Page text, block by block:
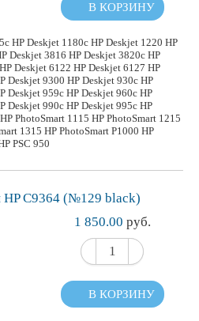
В КОРЗИНУ
HP Deskjet 1180c HP Deskjet 1220 HP
Deskjet 3816 HP Deskjet 3820c HP
Deskjet 6122 HP Deskjet 6127 HP
Deskjet 9300 HP Deskjet 930c HP
Deskjet 959c HP Deskjet 960c HP
Deskjet 990c HP Deskjet 995c HP
PhotoSmart 1115 HP PhotoSmart 1215
1315 HP PhotoSmart P1000 HP
PSC 950
HP C9364 (№129 black)
1 850.00 руб.
В КОРЗИНУ